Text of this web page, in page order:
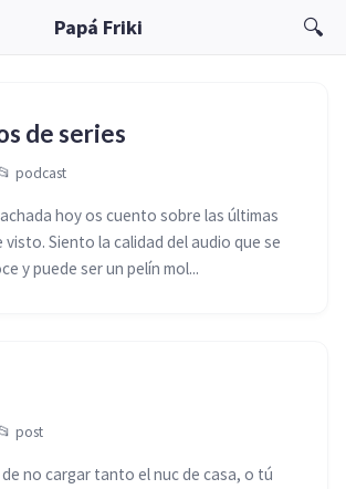
Papá Friki 🔍
de series
podcast
hoy os cuento sobre las últimas
visto. Siento la calidad del audio que se
y puede ser un pelín mol...
post
no cargar tanto el nuc de casa, o tú